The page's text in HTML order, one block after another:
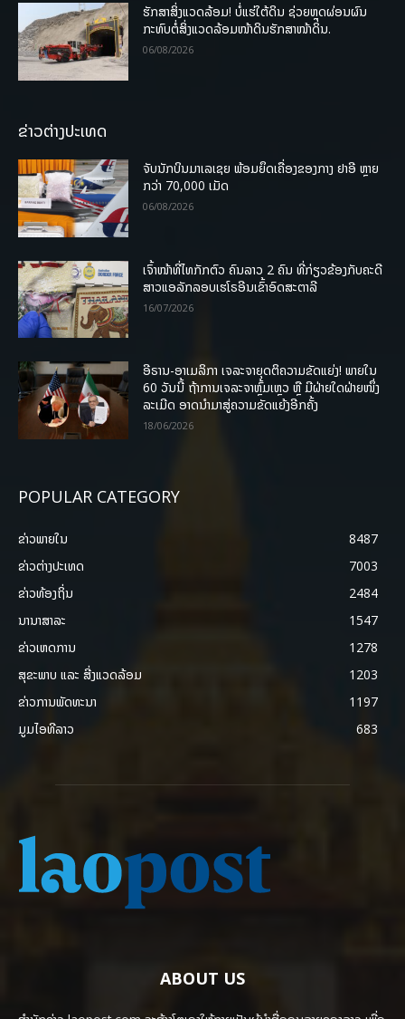
ຮັກສາສິ່ງແວດລ້ອມ! ບໍ່ແຮ່ໃຕ້ດິນ ຊ່ວຍຫຼຸດຜ່ອນຜົນ
ກະທົບຕໍ່ສິ່ງແວດລ້ອມໜ້າດິນຮັກສາໜ້າດິນ.
06/08/2026
ຂ່າວຕ່າງປະເທດ
ຈັບນັກບິນມາເລເຊຍ ພ້ອມຍຶດເຄື່ອງຂອງກາງ ຢາອີ ຫຼາຍ
ກວ່າ 70,000 ເມັດ
06/08/2026
ເຈົ້າໜ້າທີ່ໄທກັກຕົວ ຄົນລາວ 2 ຄົນ ທີ່ກ່ຽວຂ້ອງກັບຄະດີ
ສາວແອລັກລອບເຮໂຣອີນເຂົ້າອົດສະຕາລີ
16/07/2026
ອີຣານ-ອາເມລິກາ ເຈລະຈາຍຸດຕິຄວາມຂັດແຍ່ງ! ພາຍໃນ
60 ວັນນີ້ ຖ້າການເຈລະຈາຫຼົ້ມເຫຼວ ຫຼື ມີຝ່າຍໃດຝ່າຍໜຶ່ງ
ລະເມີດ ອາດນໍາມາສູ່ຄວາມຂັດແຍ້ງອີກຄັ້ງ
18/06/2026
POPULAR CATEGORY
ຂ່າວພາຍ​ໃນ
8487
ຂ່າວຕ່າງປະເທດ
7003
ຂ່າວທ້ອງຖິ່ນ
2484
ນານາສາລະ
1547
ຂ່າວເຫດການ
1278
ສຸຂະພາບ ແລະ ສີ່ງແວດລ້ອມ
1203
ຂ່າວການພັດທະນາ
1197
ມູມໄອທີລາວ
683
ABOUT US